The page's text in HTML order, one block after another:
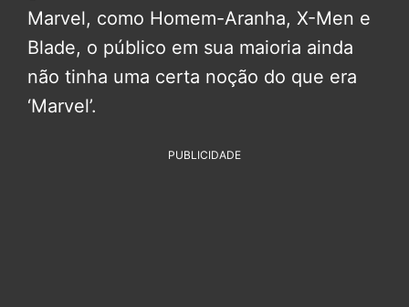
Marvel, como Homem-Aranha, X-Men e
Blade, o público em sua maioria ainda
não tinha uma certa noção do que era
‘Marvel’.
PUBLICIDADE